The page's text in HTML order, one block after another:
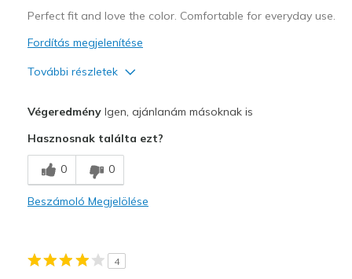
Perfect fit and love the color. Comfortable for everyday use.
Fordítás megjelenítése
További részletek
Breathe Well
Comfortable
VégeredményIgen, ajánlanám másoknak is
Hasznosnak találta ezt?
0 0
Beszámoló Megjelölése
4